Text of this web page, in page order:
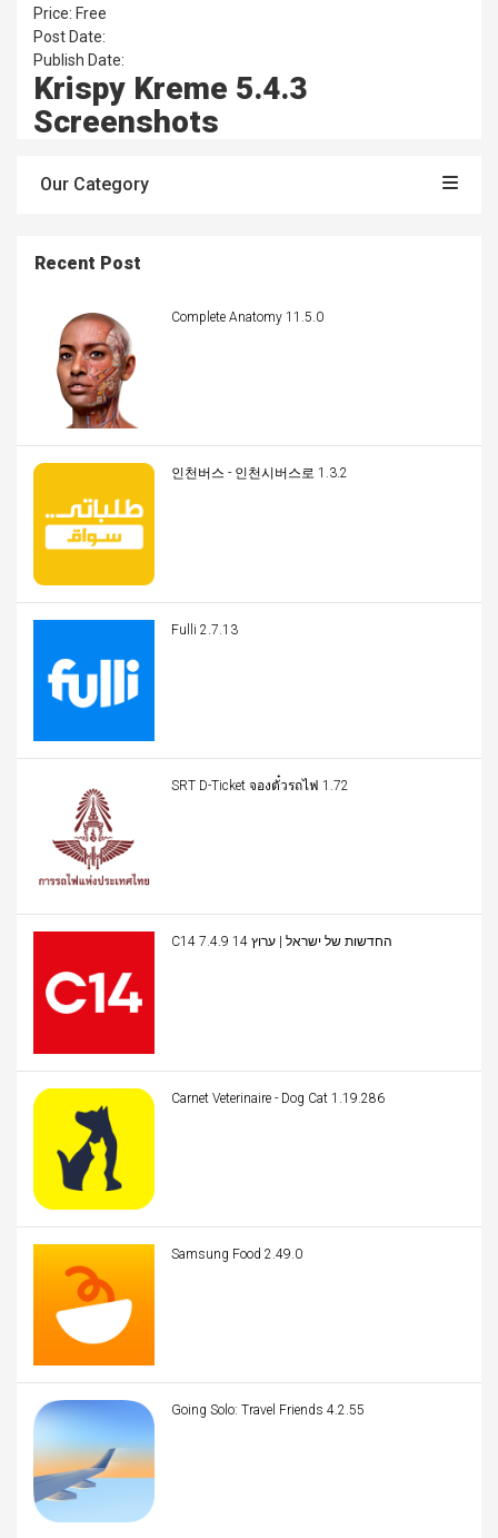
Price: Free
Post Date:
Publish Date:
Krispy Kreme 5.4.3
Screenshots
Our Category
Recent Post
Complete Anatomy 11.5.0
인천버스 - 인천시버스로 1.3.2
Fulli 2.7.13
SRT D-Ticket จองตั๋วรถไฟ 1.72
C14 החדשות של ישראל | ערוץ 14 7.4.9
Carnet Veterinaire - Dog Cat 1.19.286
Samsung Food 2.49.0
Going Solo: Travel Friends 4.2.55